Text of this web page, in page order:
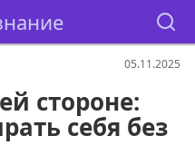
05.11.2025
стороне:
себя без